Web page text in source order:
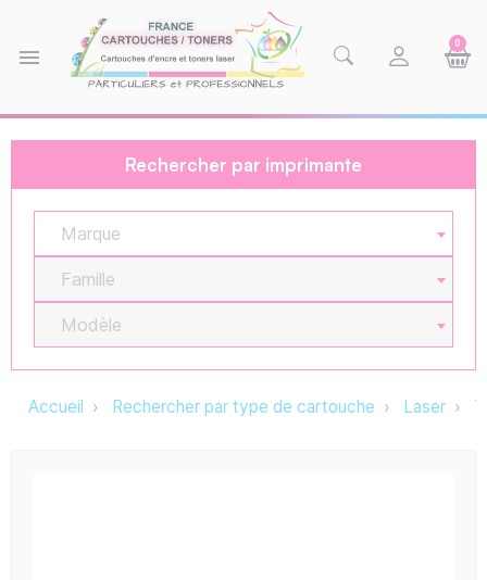
menu
0
Rechercher par imprimante
Marque
Famille
Modèle
Accueil Rechercher par type de cartouche Laser